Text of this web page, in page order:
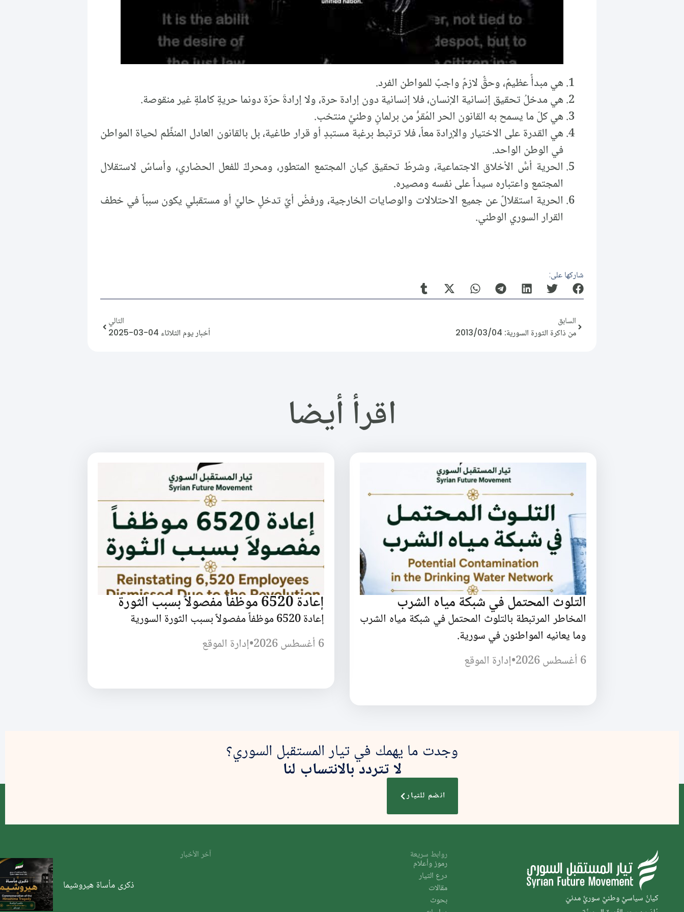
هي مبدأٌ عظيمٌ، وحقٌّ لازمٌ واجبٌ للمواطن الفرد.
هي مدخلُ تحقيق إنسانية الإنسان، فلا إنسانية دون إرادة حرة، ولا إرادةَ حرّة دونما حريةٍ كاملةٍ غير منقوصة.
هي كلّ ما يسمح به القانون الحر المُقرُّ من برلمانٍ وطنيٍّ منتخب.
هي القدرة على الاختيار والإرادة معاً، فلا ترتبط برغبة مستبدٍ أو قرار طاغية، بل بالقانون العادل المنظِّم لحياة المواطن
في الوطن الواحد.
الحرية أسُّ الأخلاق الاجتماعية، وشرطُ تحقيق كيان المجتمع المتطور، ومحركٌ للفعل الحضاري، وأساسٌ لاستقلال
المجتمع واعتباره سيداً على نفسه ومصيره.
الحرية استقلالٌ عن جميع الاحتلالات والوصايات الخارجية، ورفضُ أيِّ تدخلٍ حاليٍّ أو مستقبلي يكون سبباً في خطف
القرار السوري الوطني.
شاركها على:
السابق
من ذاكرة الثورة السورية: 2013/03/04
التالي
أخبار يوم الثلاثاء 04-03-2025
اقرأ أيضا
التلوث المحتمل في شبكة مياه الشرب
المخاطر المرتبطة بالتلوث المحتمل في شبكة مياه الشرب
وما يعانيه المواطنون في سورية.
6 أغسطس 2026
•إدارة الموقع
إعادة 6520 موظفاً مفصولاً بسبب الثورة
إعادة 6520 موظفاً مفصولاً بسبب الثورة السورية
6 أغسطس 2026
•إدارة الموقع
وجدت ما يهمك في تيار المستقبل السوري؟
لا تتردد بالانتساب لنا
انضم للتيار
كيانٌ سياسيٌّ وطنيٌّ سوريٌّ مدنيّ
روابط سريعة
رموز وأعلام
درع التيار
مقالات
بحوث
آخر الأخبار
ذكرى مأساة هيروشيما